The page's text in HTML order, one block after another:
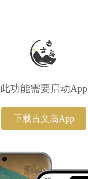
此功能需要启动App
下载古文岛App